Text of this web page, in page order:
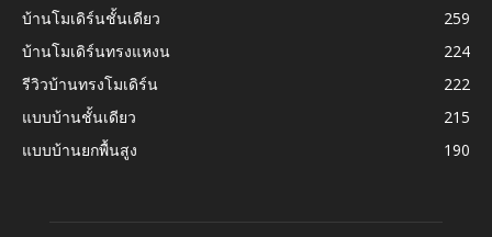
บ้านโมเดิร์นชั้นเดียว
259
บ้านโมเดิร์นทรงแหงน
224
รีวิวบ้านทรงโมเดิร์น
222
แบบบ้านชั้นเดียว
215
แบบบ้านยกพื้นสูง
190